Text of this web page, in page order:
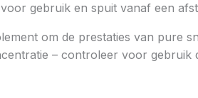
gebruik en spuit vanaf een
om de prestaties van pure
– controleer voor gebruik